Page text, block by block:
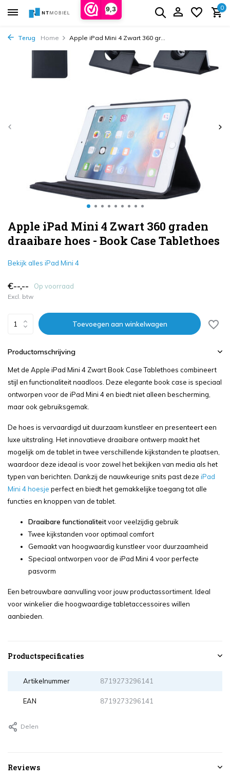
9,3 0
Terug Home Apple iPad Mini 4 Zwart 360 gr...
Apple iPad Mini 4 Zwart 360 graden
draaibare hoes - Book Case Tablethoes
Bekijk alles iPad Mini 4
€--,-- Op voorraad
Excl. btw
Toevoegen aan winkelwagen
Productomschrijving
Met de Apple iPad Mini 4 Zwart Book Case Tablethoes combineert
stijl en functionaliteit naadloos. Deze elegante book case is speciaal
ontworpen voor de iPad Mini 4 en biedt niet alleen bescherming,
maar ook gebruiksgemak.
De hoes is vervaardigd uit duurzaam kunstleer en presenteert een
luxe uitstraling. Het innovatieve draaibare ontwerp maakt het
mogelijk om de tablet in twee verschillende kijkstanden te plaatsen,
waardoor deze ideaal is voor zowel het bekijken van media als het
typen van berichten. Dankzij de nauwkeurige snits past deze iPad
Mini 4 hoesje perfect en biedt het gemakkelijke toegang tot alle
functies en knoppen van de tablet.
Draaibare functionaliteitvoor veelzijdig gebruik
Twee kijkstanden voor optimaal comfort
Gemaakt van hoogwaardig kunstleer voor duurzaamheid
Speciaal ontworpen voor de iPad Mini 4 voor perfecte
pasvorm
Een betrouwbare aanvulling voor jouw productassortiment. Ideal
voor winkelier die hoogwaardige tabletaccessoires willen
aanbieden.
Productspecificaties
Artikelnummer 8719273296141
EAN 8719273296141
Delen
Reviews